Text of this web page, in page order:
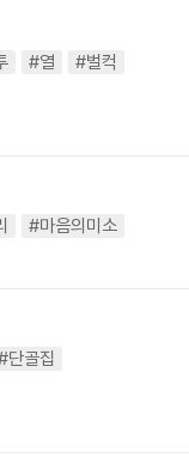
#열
#벌컥
#마음의미소
단골집